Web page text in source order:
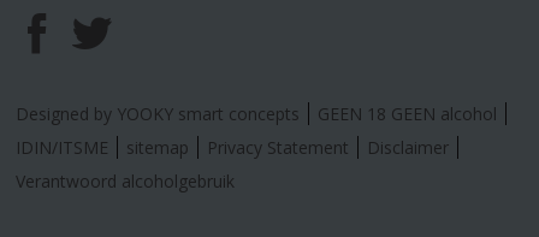
F
a
c
T
w
i
Designed by YOOKY smart concepts
GEEN 18 GEEN alcohol
IDIN/ITSME
sitemap Privacy Statement
Disclaimer
Verantwoord alcoholgebruik